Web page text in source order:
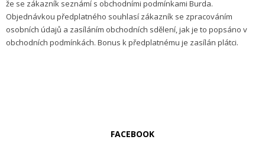
že se zákazník seznámí s obchodními podmínkami Burda.
Objednávkou předplatného souhlasí zákazník se zpracováním
osobních údajů a zasíláním obchodních sdělení, jak je to popsáno v
obchodních podmínkách. Bonus k předplatnému je zasílán plátci.
FACEBOOK